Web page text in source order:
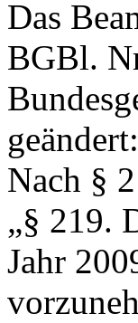
Das
BGBl.
geändert:
Nach §
„§ 219.
Jahr